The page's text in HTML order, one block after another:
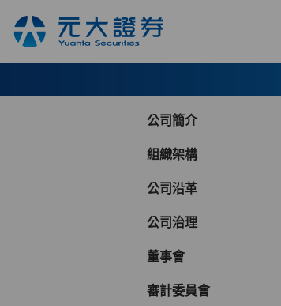
公司簡介
組織架構
公司沿革
公司治理
董事會
審計委員會